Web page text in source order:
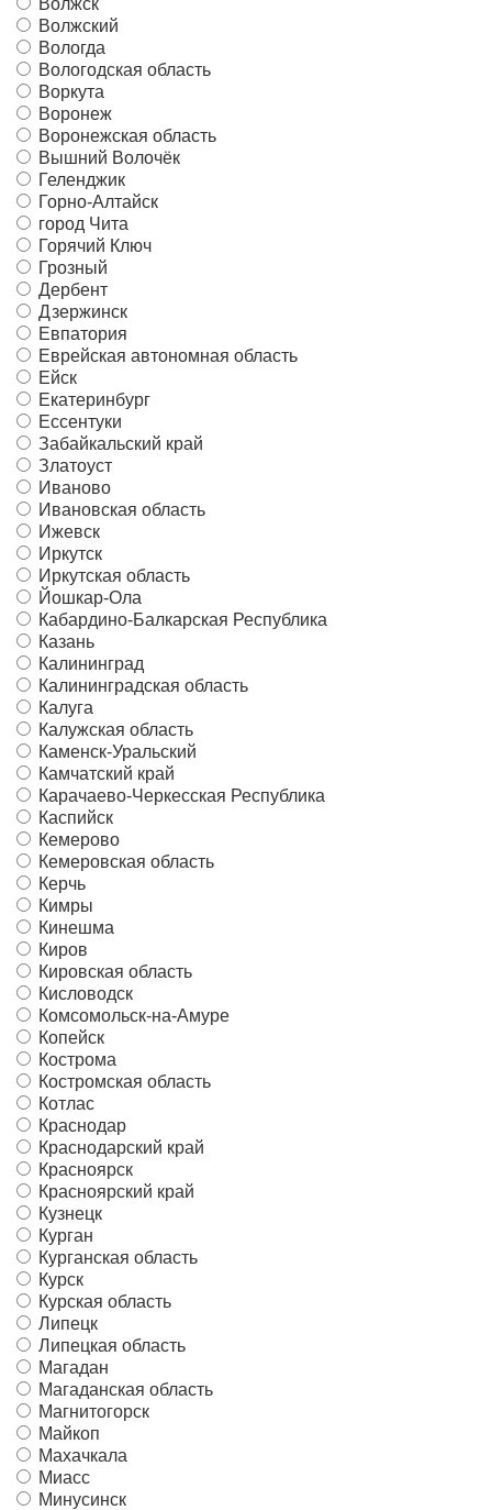
Волжск
Волжский
Вологда
Вологодская область
Воркута
Воронеж
Воронежская область
Вышний Волочёк
Геленджик
Горно-Алтайск
город Чита
Горячий Ключ
Грозный
Дербент
Дзержинск
Евпатория
Еврейская автономная область
Ейск
Екатеринбург
Ессентуки
Забайкальский край
Златоуст
Иваново
Ивановская область
Ижевск
Иркутск
Иркутская область
Йошкар-Ола
Кабардино-Балкарская Республика
Казань
Калининград
Калининградская область
Калуга
Калужская область
Каменск-Уральский
Камчатский край
Карачаево-Черкесская Республика
Каспийск
Кемерово
Кемеровская область
Керчь
Кимры
Кинешма
Киров
Кировская область
Кисловодск
Комсомольск-на-Амуре
Копейск
Кострома
Костромская область
Котлас
Краснодар
Краснодарский край
Красноярск
Красноярский край
Кузнецк
Курган
Курганская область
Курск
Курская область
Липецк
Липецкая область
Магадан
Магаданская область
Магнитогорск
Майкоп
Махачкала
Миасс
Минусинск